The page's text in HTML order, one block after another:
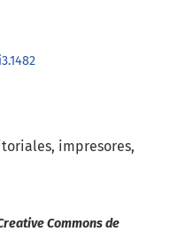
impresores
Commons de